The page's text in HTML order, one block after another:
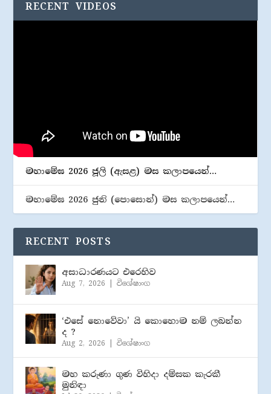
RECENT VIDEOS
මහාමේඝ 2026 ජූලි (​ඇසළ) මස කලාපයෙන්…
මහාමේඝ 2026 ජුනි (​පොසොන්) මස කලාපයෙන්…
RECENT POSTS
අසාධාරණයට එරෙහිව
Aug 7, 2026 |විශේෂාංග
‘එසේ නොවේවා’ යි කොහොම නම් ලබන්න
ද ?
Aug 2, 2026 |විශේෂාංග
මහ කරුණා ගුණ විහිදා දම්සක කැරකී
මුනිඳා